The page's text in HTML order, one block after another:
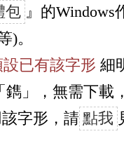
包 』的Windows
)。
已有該字形 細
鐫 」，無需下載
字形，請 點我